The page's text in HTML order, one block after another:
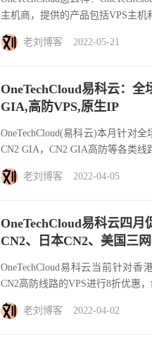
主机商，提供的产品包括VPS主机
老刘博客 2022-05-21
OneTechCloud易科云：
GIA,高防VPS,原生IP
OneTechCloud(易科云)本月针对
CN2 GIA，CN2 GIA高防等各类线
老刘博客 2022-04-05
OneTechCloud易科云四
CN2、日本CN2、美国三
OneTechCloud易科云当前针对
CN2高防线路的VPS进行8折优惠
老刘博客 2022-04-02